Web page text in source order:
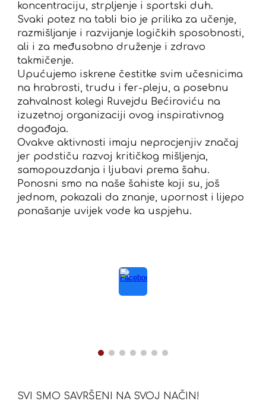
koncentraciju, strpljenje i sportski duh.
Svaki potez na tabli bio je prilika za učenje,
razmišljanje i razvijanje logičkih sposobnosti,
ali i za međusobno druženje i zdravo
takmičenje.
Upućujemo iskrene čestitke svim učesnicima
na hrabrosti, trudu i fer-pleju, a posebnu
zahvalnost kolegi Ruvejdu Bećiroviću na
izuzetnoj organizaciji ovog inspirativnog
događaja.
Ovakve aktivnosti imaju neprocjenjiv značaj
jer podstiču razvoj kritičkog mišljenja,
samopouzdanja i ljubavi prema šahu.
Ponosni smo na naše šahiste koji su, još
jednom, pokazali da znanje, upornost i lijepo
ponašanje uvijek vode ka uspjehu.
SVI SMO SAVRŠENI NA SVOJ NAČIN!